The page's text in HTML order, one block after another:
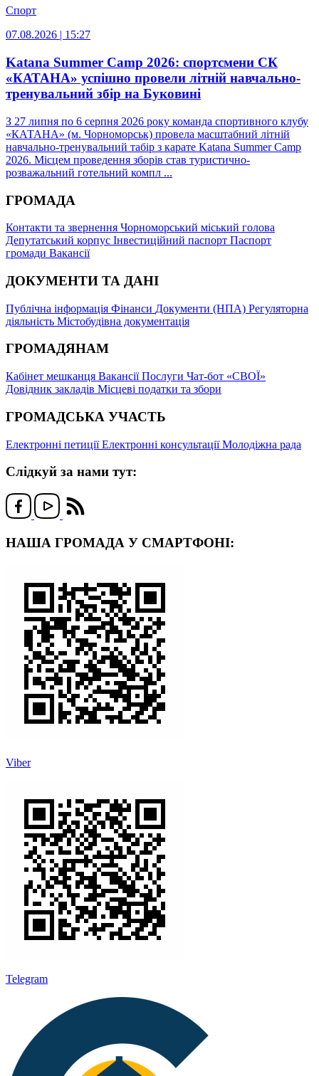
Спорт
07.08.2026 | 15:27
Katana Summer Camp 2026: спортсмени СК
«КАТАНА» успішно провели літній навчально-
тренувальний збір на Буковині
З 27 липня по 6 серпня 2026 року команда спортивного клубу
«КАТАНА» (м. Чорноморськ) провела масштабний літній
навчально-тренувальний табір з карате Katana Summer Camp
2026. Місцем проведення зборів став туристично-
розважальний готельний компл ...
ГРОМАДА
Контакти та звернення Чорноморський міський голова
Депутатський корпус Інвестиційний паспорт Паспорт
громади Вакансії
ДОКУМЕНТИ ТА ДАНІ
Публічна інформація Фінанси Документи (НПА) Регуляторна
діяльність Містобудівна документація
ГРОМАДЯНАМ
Кабінет мешканця ВакансіїПослуги Чат-бот «СВОЇ»
Довідник закладів Місцеві податки та збори
ГРОМАДСЬКА УЧАСТЬ
Електронні петиціїЕлектронні консультаціїМолодіжна рада
Слідкуй за нами тут:
НАША ГРОМАДА У СМАРТФОНІ:
Viber
Telegram